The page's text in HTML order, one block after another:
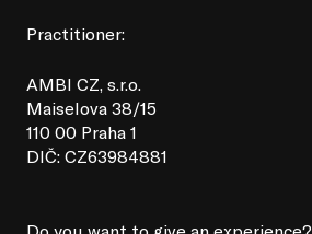
Practitioner:
AMBI CZ, s.r.o.
Maiselova 38/15
110 00 Praha 1
DIČ: CZ63984881